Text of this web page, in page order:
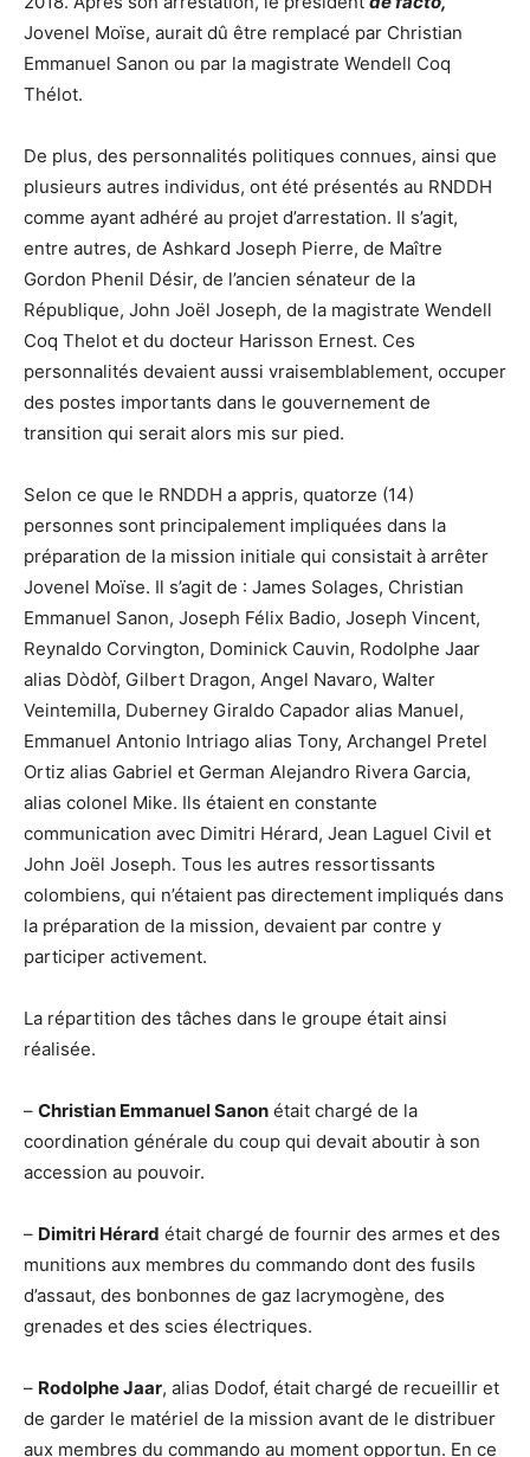
Jovenel Moïse, aurait dû être remplacé par Christian
Emmanuel Sanon ou par la magistrate Wendell Coq
Thélot.
De plus, des personnalités politiques connues, ainsi que
plusieurs autres individus, ont été présentés au RNDDH
comme ayant adhéré au projet d’arrestation. Il s’agit,
entre autres, de Ashkard Joseph Pierre, de Maître
Gordon Phenil Désir, de l’ancien sénateur de la
République, John Joël Joseph, de la magistrate Wendell
Coq Thelot et du docteur Harisson Ernest. Ces
personnalités devaient aussi vraisemblablement, occuper
des postes importants dans le gouvernement de
transition qui serait alors mis sur pied.
Selon ce que le RNDDH a appris, quatorze (14)
personnes sont principalement impliquées dans la
préparation de la mission initiale qui consistait à arrêter
Jovenel Moïse. Il s’agit de : James Solages, Christian
Emmanuel Sanon, Joseph Félix Badio, Joseph Vincent,
Reynaldo Corvington, Dominick Cauvin, Rodolphe Jaar
alias Dòdòf, Gilbert Dragon, Angel Navaro, Walter
Veintemilla, Duberney Giraldo Capador alias Manuel,
Emmanuel Antonio Intriago alias Tony, Archangel Pretel
Ortiz alias Gabriel et German Alejandro Rivera Garcia,
alias colonel Mike. Ils étaient en constante
communication avec Dimitri Hérard, Jean Laguel Civil et
John Joël Joseph. Tous les autres ressortissants
colombiens, qui n’étaient pas directement impliqués dans
la préparation de la mission, devaient par contre y
participer activement.
La répartition des tâches dans le groupe était ainsi
réalisée.
– Christian Emmanuel Sanon était chargé de la
coordination générale du coup qui devait aboutir à son
accession au pouvoir.
– Dimitri Hérard était chargé de fournir des armes et des
munitions aux membres du commando dont des fusils
d’assaut, des bonbonnes de gaz lacrymogène, des
grenades et des scies électriques.
– Rodolphe Jaar, alias Dodof, était chargé de recueillir et
de garder le matériel de la mission avant de le distribuer
aux membres du commando au moment opportun. En ce